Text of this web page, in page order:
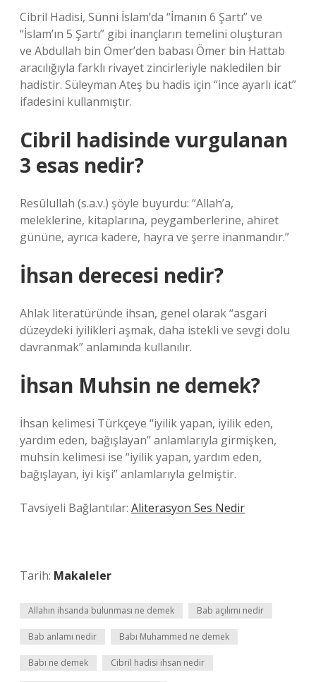
Cibril Hadisi, Sünni İslam’da “İmanın 6 Şartı” ve
“İslam’ın 5 Şartı” gibi inançların temelini oluşturan
ve Abdullah bin Ömer’den babası Ömer bin Hattab
aracılığıyla farklı rivayet zincirleriyle nakledilen bir
hadistir. Süleyman Ateş bu hadis için “ince ayarlı icat”
ifadesini kullanmıştır.
Cibril hadisinde vurgulanan
3 esas nedir?
Resûlullah (s.a.v.) şöyle buyurdu: “Allah’a,
meleklerine, kitaplarına, peygamberlerine, ahiret
gününe, ayrıca kadere, hayra ve şerre inanmandır.”
İhsan derecesi nedir?
Ahlak literatüründe ihsan, genel olarak “asgari
düzeydeki iyilikleri aşmak, daha istekli ve sevgi dolu
davranmak” anlamında kullanılır.
İhsan Muhsin ne demek?
İhsan kelimesi Türkçeye “iyilik yapan, iyilik eden,
yardım eden, bağışlayan” anlamlarıyla girmişken,
muhsin kelimesi ise “iyilik yapan, yardım eden,
bağışlayan, iyi kişi” anlamlarıyla gelmiştir.
Tavsiyeli Bağlantılar: Aliterasyon Ses Nedir
Tarih: Makaleler
Allahın ihsanda bulunması ne demek Bab açılımı nedir
Bab anlamı nedir Babı Muhammed ne demek
Babı ne demek Cibril hadisi ihsan nedir